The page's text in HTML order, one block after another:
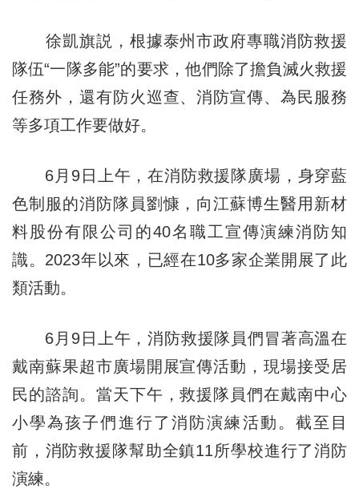
徐凱旗説，根據泰州市政府專職消防救援
隊伍“一隊多能”的要求，他們除了擔負滅火救援
任務外，還有防火巡查、消防宣傳、為民服務
等多項工作要做好。
6月9日上午，在消防救援隊廣場，身穿藍
色制服的消防隊員劉慷，向江蘇博生醫用新材
料股份有限公司的40名職工宣傳演練消防知
識。2023年以來，已經在10多家企業開展了此
類活動。
6月9日上午，消防救援隊員們冒著高溫在
戴南蘇果超市廣場開展宣傳活動，現場接受居
民的諮詢。當天下午，救援隊員們在戴南中心
小學為孩子們進行了消防演練活動。截至目
前，消防救援隊幫助全鎮11所學校進行了消防
演練。